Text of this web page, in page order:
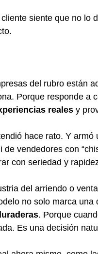
siente que no lo
del rubro están
Porque responde a
reales y
hace rato. Y
de vendedores con
con seriedad y
del arriendo o
no solo marca una
. Porque
Es una decisión